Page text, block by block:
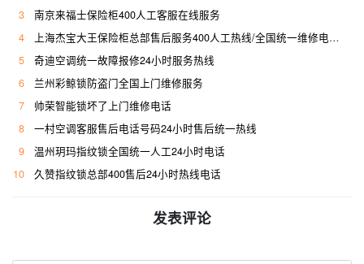
3
南京来福士保险柜400人工客服在线服务
4
上海杰宝大王保险柜总部售后服务400人工热线/全国统一维修电话是多少
5
奇迪空调统一故障报修24小时服务热线
6
兰州彩鲸锁防盗门全国上门维修服务
7
帅荣智能锁坏了上门维修电话
8
一村空调客服售后电话号码24小时售后统一热线
9
温州玥玛指纹锁全国统一人工24小时电话
10
久赞指纹锁总部400售后24小时热线电话
发表评论